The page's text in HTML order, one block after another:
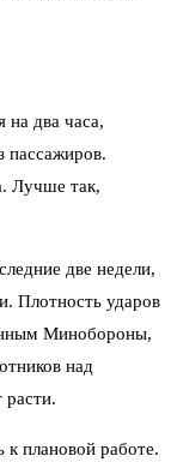
на два часа,
пассажиров.
Лучше так,
две недели,
Плотность ударов
Минобороны,
над
к плановой работе.